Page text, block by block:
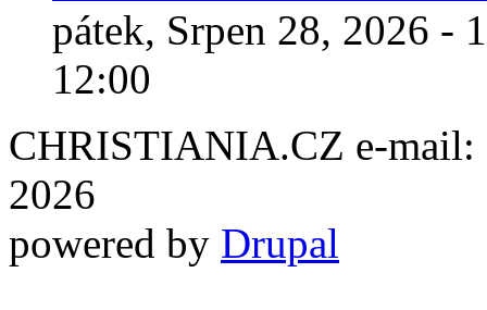
pátek, Srpen 28, 2026 -
12:00
CHRISTIANIA.CZ e-mail:
2026
powered by Drupal